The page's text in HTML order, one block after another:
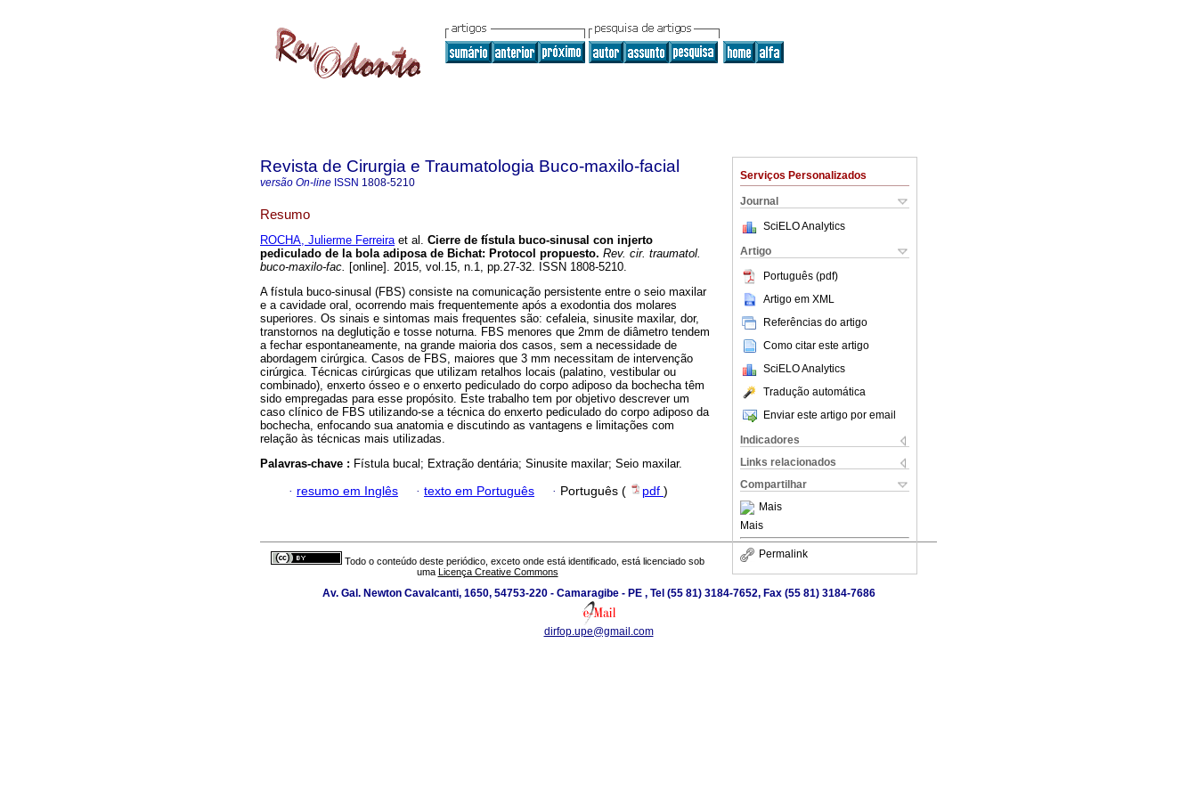
Serviços Personalizados
Journal
SciELO Analytics
Artigo
Português (pdf)
Artigo em XML
Referências do artigo
Como citar este artigo
SciELO Analytics
Tradução automática
Enviar este artigo por email
Indicadores
Links relacionados
Compartilhar
Mais
Mais
Permalink
Revista de Cirurgia e Traumatologia Buco-maxilo-facial
versão On-line ISSN 1808-5210
Resumo
ROCHA, Julierme Ferreiraet al. Cierre de fístula buco-sinusal con injerto
pediculado de la bola adiposa de Bichat: Protocol propuesto. Rev. cir. traumatol.
buco-maxilo-fac. [online]. 2015, vol.15, n.1, pp.27-32. ISSN 1808-5210.
A fístula buco-sinusal (FBS) consiste na comunicação persistente entre o seio maxilar
e a cavidade oral, ocorrendo mais frequentemente após a exodontia dos molares
superiores. Os sinais e sintomas mais frequentes são: cefaleia, sinusite maxilar, dor,
transtornos na deglutição e tosse noturna. FBS menores que 2mm de diâmetro tendem
a fechar espontaneamente, na grande maioria dos casos, sem a necessidade de
abordagem cirúrgica. Casos de FBS, maiores que 3 mm necessitam de intervenção
cirúrgica. Técnicas cirúrgicas que utilizam retalhos locais (palatino, vestibular ou
combinado), enxerto ósseo e o enxerto pediculado do corpo adiposo da bochecha têm
sido empregadas para esse propósito. Este trabalho tem por objetivo descrever um
caso clínico de FBS utilizando-se a técnica do enxerto pediculado do corpo adiposo da
bochecha, enfocando sua anatomia e discutindo as vantagens e limitações com
relação às técnicas mais utilizadas.
Palavras-chave : Fístula bucal; Extração dentária; Sinusite maxilar; Seio maxilar.
· resumo em Inglês · texto em Português · Português ( pdf )
Todo o conteúdo deste periódico, exceto onde está identificado, está licenciado sob
uma Licença Creative Commons
Av. Gal. Newton Cavalcanti, 1650, 54753-220 - Camaragibe - PE , Tel (55 81) 3184-7652, Fax (55 81) 3184-7686
dirfop.upe@gmail.com